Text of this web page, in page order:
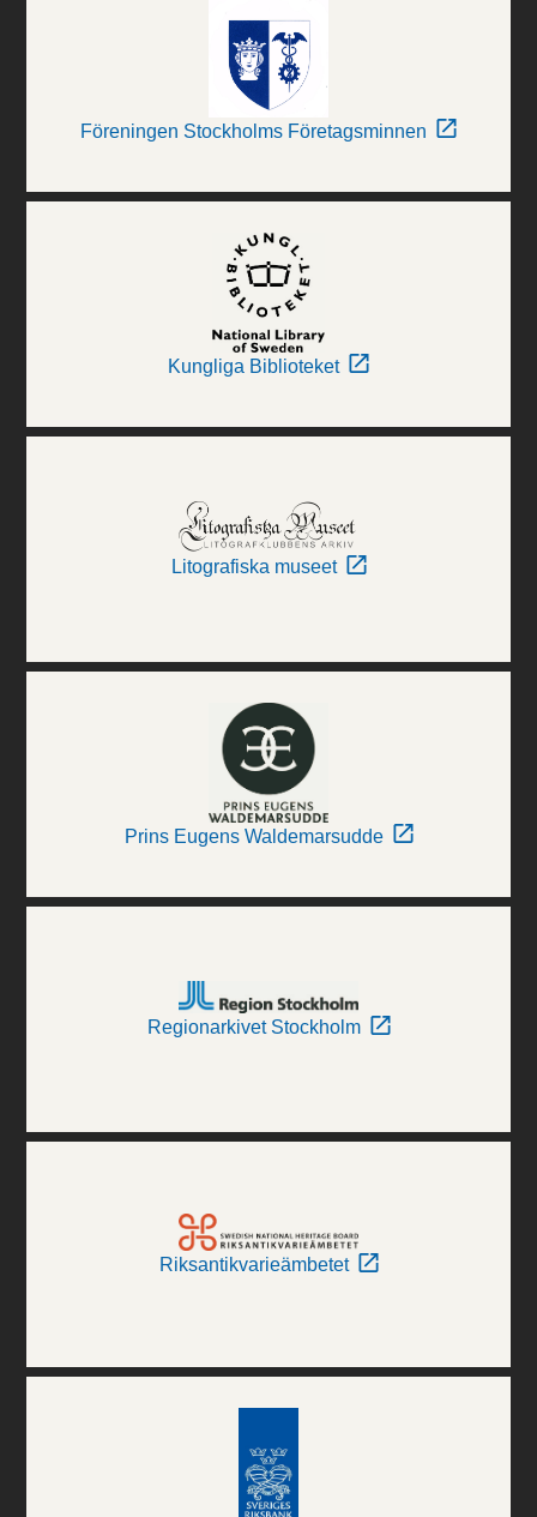
Föreningen Stockholms Företagsminnen
Kungliga Biblioteket
Litografiska museet
Prins Eugens Waldemarsudde
Regionarkivet Stockholm
Riksantikvarieämbetet